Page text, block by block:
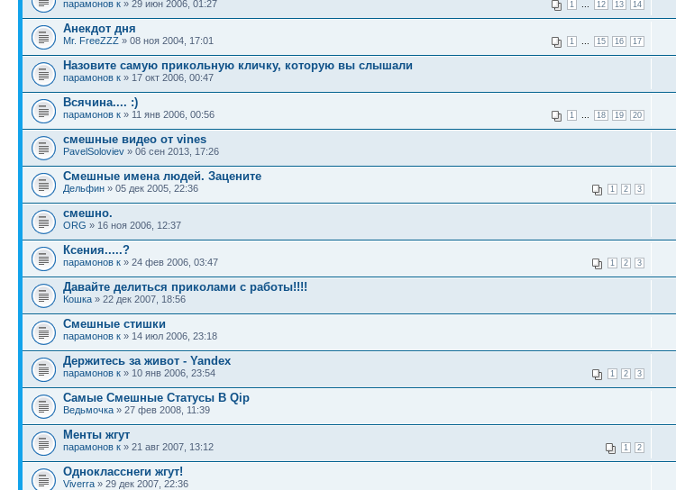
1 12 13 14
парамонов к » 29 июн 2006, 01:27
Анекдот дня
1 15 16 17
Mr. FreeZZZ » 08 ноя 2004, 17:01
Назовите самую прикольную кличку, которую вы слышали
парамонов к » 17 окт 2006, 00:47
Всячина.... :)
1 18 19 20
парамонов к » 11 янв 2006, 00:56
смешные видео от vines
PavelSoloviev » 06 сен 2013, 17:26
Смешные имена людей. Зацените
1 2 3
Дельфин » 05 дек 2005, 22:36
смешно.
ORG » 16 ноя 2006, 12:37
Ксения.....?
1 2 3
парамонов к » 24 фев 2006, 03:47
Давайте делиться приколами с работы!!!!
Кошка » 22 дек 2007, 18:56
Смешные стишки
парамонов к » 14 июл 2006, 23:18
Держитесь за живот - Yandex
1 2 3
парамонов к » 10 янв 2006, 23:54
Самые Смешные Статусы В Qip
Ведьмочка » 27 фев 2008, 11:39
Менты жгут
1 2
парамонов к » 21 авг 2007, 13:12
Однокласснеги жгут!
Viverra » 29 дек 2007, 22:36